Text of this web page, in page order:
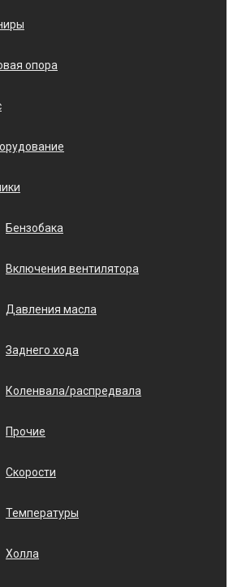
опора
Бензобака
Включения вентилятора
Давления масла
Заднего хода
Коленвала/распредвала
Прочие
Скорости
Температуры
Холла